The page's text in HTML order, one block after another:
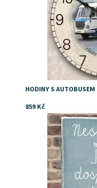
HODINY S AUTOBUSEM
859 Kč
Dostupnost:
Skladem